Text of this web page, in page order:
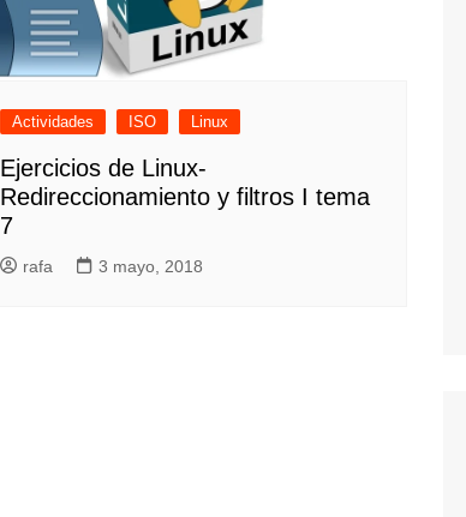
Actividades ISO Linux
Ejercicios de Linux-
Redireccionamiento y filtros I tema
7
rafa 3 mayo, 2018